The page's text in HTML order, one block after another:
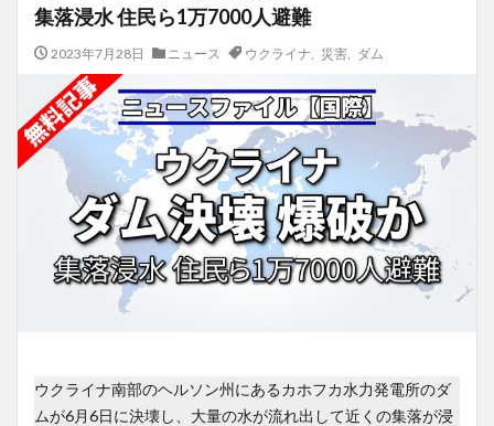
集落浸水 住民ら1万7000人避難
2023年7月28日 ニュース ウクライナ 災害, ダム
ウクライナ南部のヘルソン州にあるカホフカ水力発電所のダ
ムが6月6日に決壊し、大量の水が流れ出して近くの集落が浸